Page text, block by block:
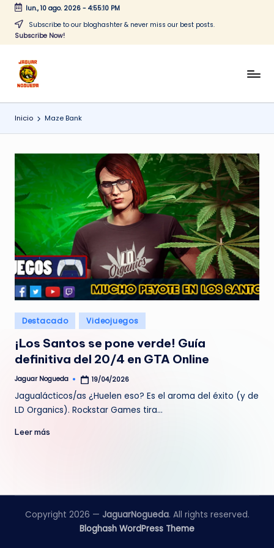
Saltar
lun., 10 ago. 2026- 4:55:10 PM
Subscribe to our bloghashter & never miss our best posts.
Subscribe Now!
J
a
g
a
r
N
g
u
e
d
a
CONTENIDO
Inicio Maze Bank
Publicado
en
Destacado Videojuegos
¡Los Santos se pone verde! Guía
definitiva del 20/4 en GTA Online
Publicado
Jaguar Nogueda 19/04/2026
Jagualácticos/as ¿Huelen eso? Es el aroma del éxito (y de
LD Organics). Rockstar Games tira…
Leer más
Copyright 2026 — JaguarNogueda. All rights reserved.
Bloghash WordPress Theme